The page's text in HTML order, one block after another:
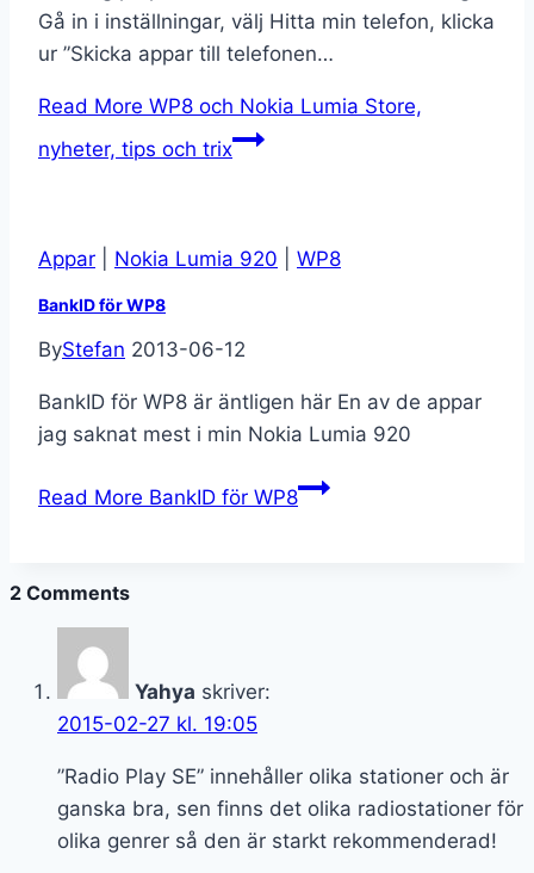
Gå in i inställningar, välj Hitta min telefon, klicka
ur ”Skicka appar till telefonen…
Read More WP8 och Nokia Lumia Store,
nyheter, tips och trix
Appar Nokia Lumia 920 WP8
BankID för WP8
ByStefan 2013-06-12
BankID för WP8 är äntligen här En av de appar
jag saknat mest i min Nokia Lumia 920
Read More BankID för WP8
2 Comments
Yahya skriver:
2015-02-27 kl. 19:05
”Radio Play SE” innehåller olika stationer och är
ganska bra, sen finns det olika radiostationer för
olika genrer så den är starkt rekommenderad!